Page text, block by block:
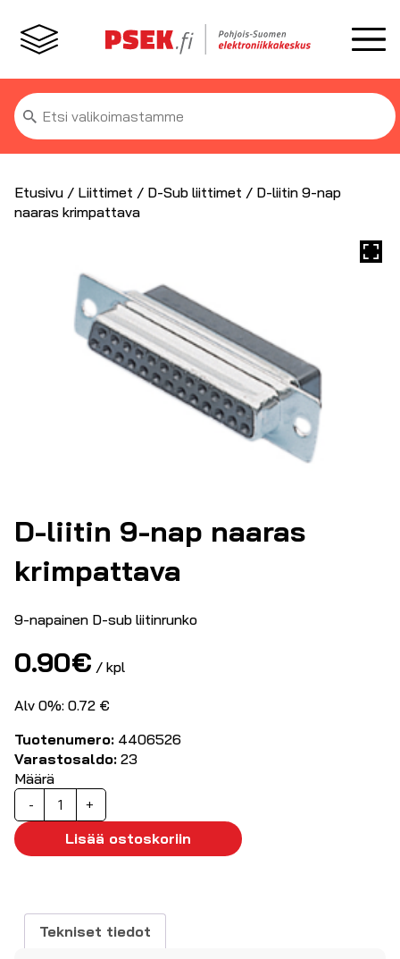
Etsi:
Etusivu / Liittimet / D-Sub liittimet / D-liitin 9-nap
naaras krimpattava
D-liitin 9-nap naaras
krimpattava
9-napainen D-sub liitinrunko
0.90€ / kpl
Alv 0%: 0.72 €
Tuotenumero: 4406526
Varastosaldo: 23
Määrä
-
D-
liitin
nap
määrä
+
Lisää ostoskoriin
Tekniset tiedot